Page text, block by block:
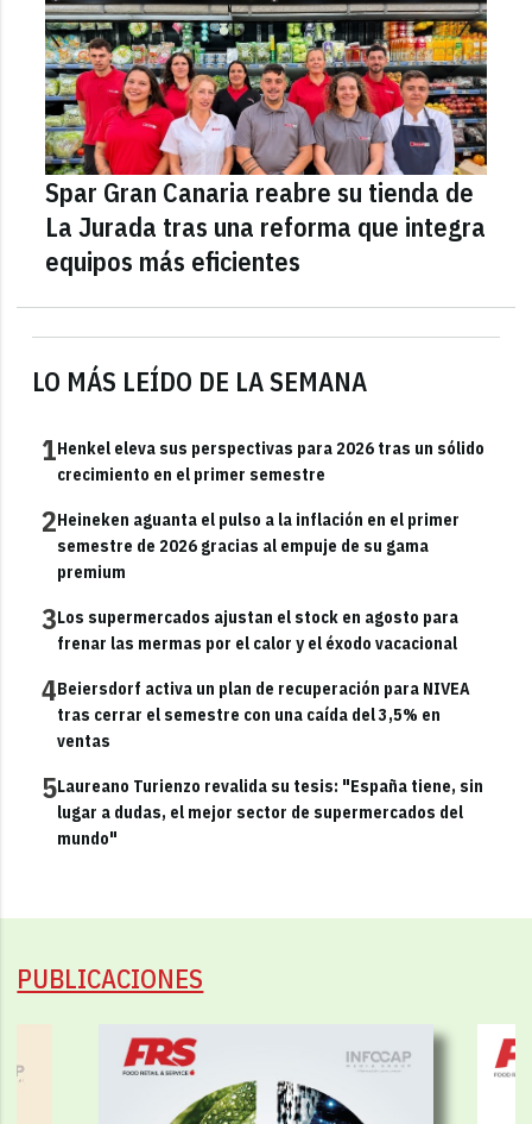
LO MÁS LEÍDO DE LA SEMANA
1Henkel eleva sus perspectivas para 2026 tras un sólido
crecimiento en el primer semestre
2Heineken aguanta el pulso a la inflación en el primer
semestre de 2026 gracias al empuje de su gama
premium
3Los supermercados ajustan el stock en agosto para
frenar las mermas por el calor y el éxodo vacacional
4Beiersdorf activa un plan de recuperación para NIVEA
tras cerrar el semestre con una caída del 3,5% en
ventas
5Laureano Turienzo revalida su tesis: "España tiene, sin
lugar a dudas, el mejor sector de supermercados del
mundo"
Spar Gran Canaria reabre su tienda de
La Jurada tras una reforma que integra
equipos más eficientes
PUBLICACIONES